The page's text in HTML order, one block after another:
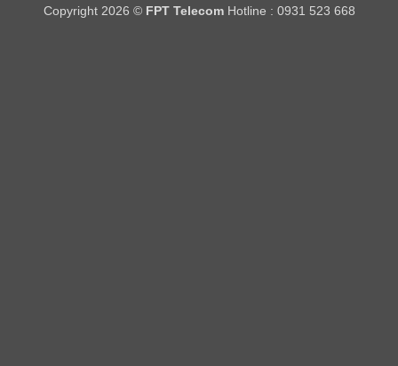
Copyright 2026 © FPT Telecom Hotline : 0931 523 668